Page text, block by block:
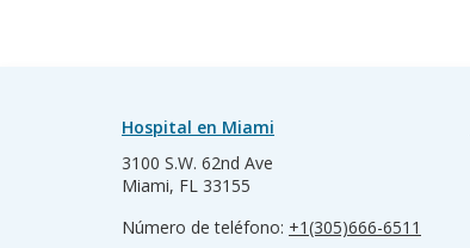
Hospital en Miami
3100 S.W. 62nd Ave
Miami, FL 33155
Número de teléfono: +1(305)666-6511